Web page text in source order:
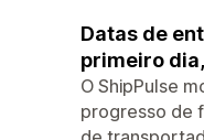
Datas de
primeiro
O ShipPulse
progresso de